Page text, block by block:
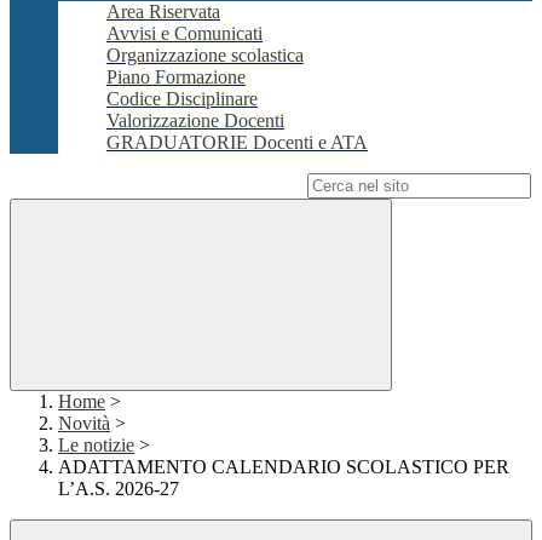
Area Riservata
Avvisi e Comunicati
Organizzazione scolastica
Piano Formazione
Codice Disciplinare
Valorizzazione Docenti
GRADUATORIE Docenti e ATA
Home >
Novità >
Le notizie >
ADATTAMENTO CALENDARIO SCOLASTICO PER
L’A.S. 2026-27